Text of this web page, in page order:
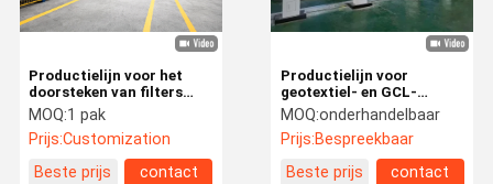
Productielijn voor het
doorsteken van filters
met niet-geweven
medium
MOQ:1 pak
Prijs:Customization
Beste prijs
contact
Productielijn voor
geotextiel- en GCL-
rollaminatie met
naaldpunctie van 7000
mm
MOQ:onderhandelbaar
Prijs:Bespreekbaar
Beste prijs
contact